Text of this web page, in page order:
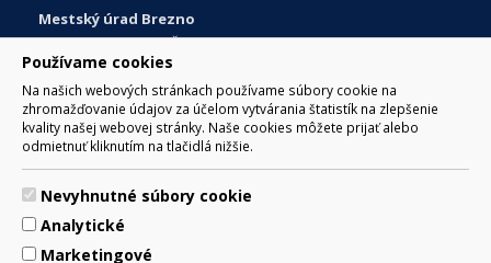
Používame cookies
Na našich webových stránkach používame súbory cookie na
zhromažďovanie údajov za účelom vytvárania štatistík na zlepšenie
kvality našej webovej stránky. Naše cookies môžete prijať alebo
odmietnuť kliknutím na tlačidlá nižšie.
Nevyhnutné súbory cookie
Analytické
Marketingové
Mestský úrad Brezno
Námestie gen. M. R. Štefánika 1
977 01 Brezno
Slovakia (Slovak Republic)
© 2017 Mesto Brezno, Námestie gen. M. R. Štefánika 1, Brezno
977 01 Tel.: 048/28 56 301, 048/28 56 302 Email: